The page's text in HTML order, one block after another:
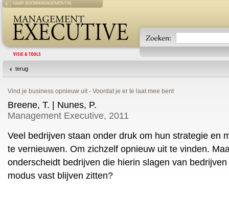
NAAR BOOMMANAGEMENT.NL
terug
Vind je business opnieuw uit - Voordat je er te laat mee bent
Breene, T. | Nunes, P.
Management Executive, 2011
Veel bedrijven staan onder druk om hun strategie en
te vernieuwen. Om zichzelf opnieuw uit te vinden.
onderscheidt bedrijven die hierin slagen van
modus vast blijven zitten?